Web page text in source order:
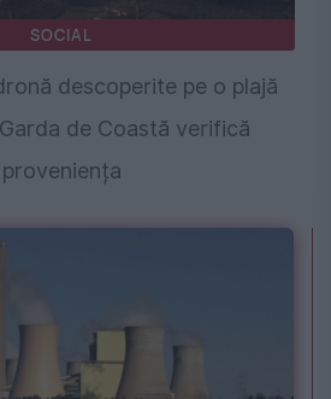
SOCIAL
descoperite pe o plajă
de Coastă verifică
proveniența